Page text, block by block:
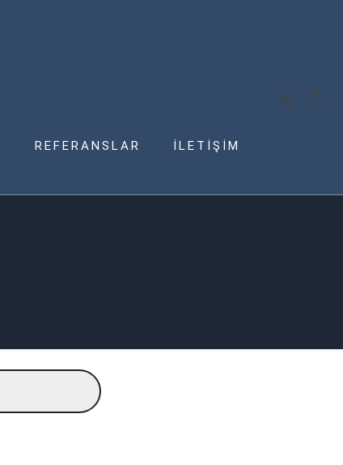
REFERANSLAR İLETİŞİM